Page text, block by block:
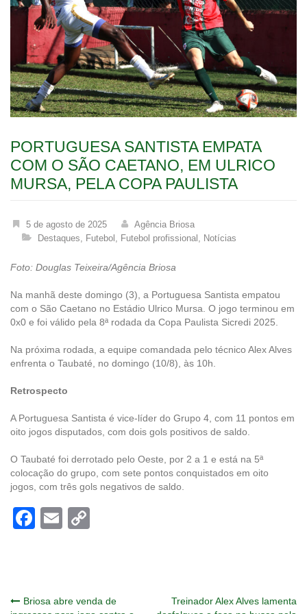
PORTUGUESA SANTISTA EMPATA
COM O SÃO CAETANO, EM ULRICO
MURSA, PELA COPA PAULISTA
5 de agosto de 2025
Agência Briosa
Destaques
Futebol Futebol profissional Notícias
Foto: Douglas Teixeira/Agência Briosa
Na manhã deste domingo (3), a Portuguesa Santista empatou
com o São Caetano no Estádio Ulrico Mursa. O jogo terminou em
0x0 e foi válido pela 8ª rodada da Copa Paulista Sicredi 2025.
Na próxima rodada, a equipe comandada pelo técnico Alex Alves
enfrenta o Taubaté, no domingo (10/8), às 10h.
Retrospecto
A Portuguesa Santista é vice-líder do Grupo 4, com 11 pontos em
oito jogos disputados, com dois gols positivos de saldo.
O Taubaté foi derrotado pelo Oeste, por 2 a 1 e está na 5ª
colocação do grupo, com sete pontos conquistados em oito
jogos, com três gols negativos de saldo.
Facebook
Email
Briosa abre venda de
Treinador Alex Alves lamenta